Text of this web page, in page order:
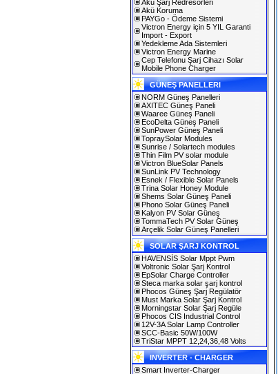
Akü Şarj Redresörleri
Akü Koruma
PAYGo - Ödeme Sistemi
Victron Energy için 5 YIL Garanti
Import - Export
Yedekleme Ada Sistemleri
Victron Energy Marine
Cep Telefonu Şarj Cihazı Solar
Mobile Phone Charger
GÜNEŞ PANELLERI
NORM Güneş Panelleri
AXITEC Güneş Paneli
Waaree Güneş Paneli
EcoDelta Güneş Paneli
SunPower Güneş Paneli
TopraySolar Modules
Sunrise / Solartech modules
Thin Film PV solar module
Victron BlueSolar Panels
SunLink PV Technology
Esnek / Flexible Solar Panels
Trina Solar Honey Module
Shems Solar Güneş Paneli
Phono Solar Güneş Paneli
Kalyon PV Solar Güneş
TommaTech PV Solar Güneş
Arçelik Solar Güneş Panelleri
SOLAR ŞARJ KONTROL
HAVENSİS Solar Mppt Pwm
Voltronic Solar Şarj Kontrol
EpSolar Charge Controller
Steca marka solar şarj kontrol
Phocos Güneş Şarj Regülatör
Must Marka Solar Şarj Kontrol
Morningstar Solar Şarj Regüle
Phocos CIS Industrial Control
12V-3A Solar Lamp Controller
SCC-Basic 50W/100W
TriStar MPPT 12,24,36,48 Volts
INVERTER - CHARGER
Smart Inverter-Charger